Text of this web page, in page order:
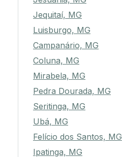
Jequitaí, MG
Luisburgo, MG
Campanário, MG
Coluna, MG
Mirabela, MG
Pedra Dourada, MG
Seritinga, MG
Ubá, MG
Felício dos Santos, MG
Ipatinga, MG